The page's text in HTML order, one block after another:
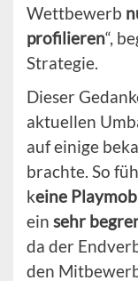
Wettbewerb
profilieren“,
Strategie.
Dieser
aktuellen
auf einige
brachte. So
keine
ein sehr
da der
den